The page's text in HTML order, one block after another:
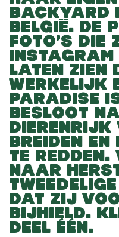
BACKYARD
BELGIË. DE
FOTO’S DIE
INSTAGRAM
LATEN ZIEN
WERKELIJK
PARADISE
BESLOOT
DIERENRIJK
BREIDEN EN
TE REDDEN.
NAAR
DAT ZIJ
BIJHIELD.
DEEL ÉÉN.